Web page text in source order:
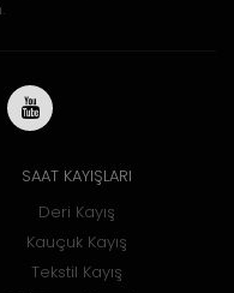
SAAT KAYIŞLARI
Deri Kayış
Kauçuk Kayış
Tekstil Kayış